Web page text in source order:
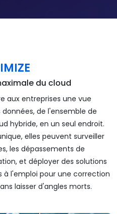
du cloud
aux entreprises une vue
de l'ensemble de
hybride, en un seul endroit.
elles peuvent surveiller
les dépassements de
et déployer des solutions
l'emploi pour une correction
laisser d'angles morts.